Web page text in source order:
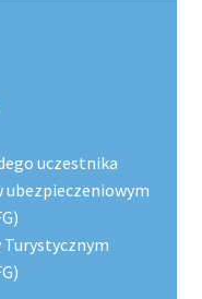
uczestnika
ubezpieczeniowym
Turystycznym